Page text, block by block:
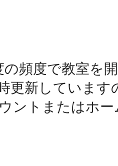
の頻度で教室を
更新していま
ントまたはホ
シモキ